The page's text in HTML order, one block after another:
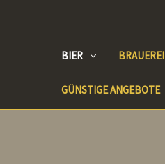
BIER BRAUEREI
GÜNSTIGE ANGEBOTE